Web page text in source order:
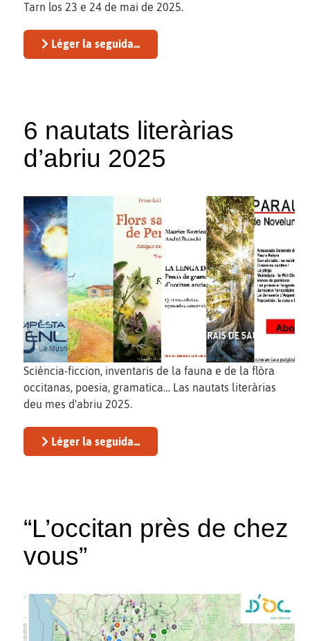
Tarn los 23 e 24 de mai de 2025.
Léger la seguida...
6 nautats literàrias
d’abriu 2025
Sciéncia-ficcion, inventaris de la fauna e de la flòra
occitanas, poesia, gramatica… Las nautats literàrias
deu mes d'abriu 2025.
Léger la seguida...
“L’occitan près de chez
vous”